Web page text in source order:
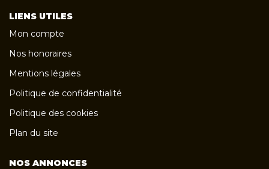
LIENS UTILES
Mon compte
Nos honoraires
Mentions légales
Politique de confidentialité
Politique des cookies
Plan du site
NOS ANNONCES